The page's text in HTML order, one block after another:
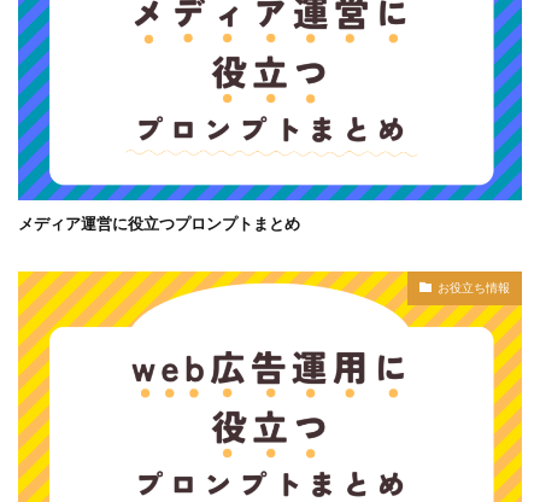
メディア運営に役立つプロンプトまとめ
お役立ち情報